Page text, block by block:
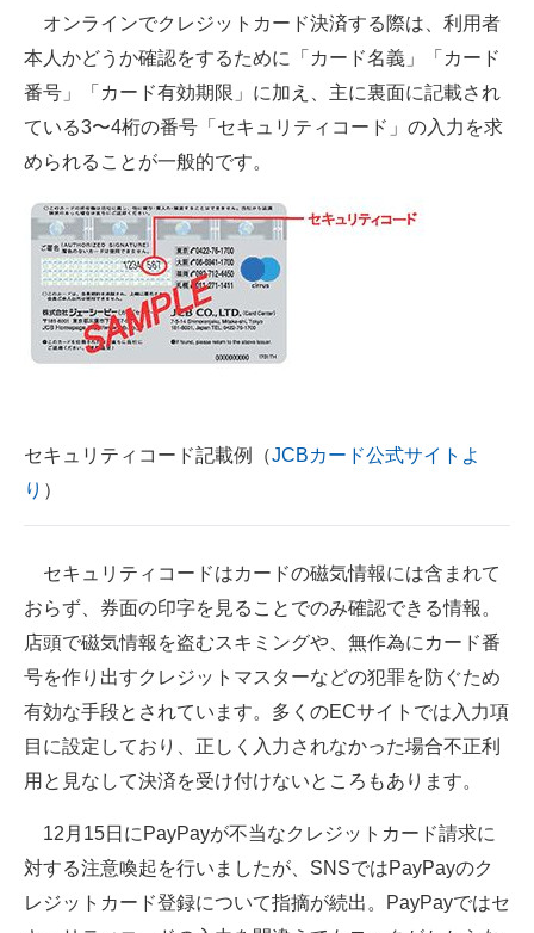
エネルギーの専門メディア
ちょっと気になるネットの話題
オンラインでクレジットカード決済する際は、利用者
本人かどうか確認をするために「カード名義」「カード
番号」「カード有効期限」に加え、主に裏面に記載され
ている3〜4桁の番号「セキュリティコード」の入力を求
められることが一般的です。
セキュリティコード記載例（JCBカード公式サイトよ
り ）
セキュリティコードはカードの磁気情報には含まれて
おらず、券面の印字を見ることでのみ確認できる情報。
店頭で磁気情報を盗むスキミングや、無作為にカード番
号を作り出すクレジットマスターなどの犯罪を防ぐため
有効な手段とされています。多くのECサイトでは入力項
目に設定しており、正しく入力されなかった場合不正利
用と見なして決済を受け付けないところもあります。
12月15日にPayPayが不当なクレジットカード請求に
対する注意喚起を行いましたが、SNSではPayPayのク
レジットカード登録について指摘が続出。PayPayではセ